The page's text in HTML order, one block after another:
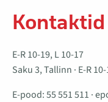
Kontaktid
E-R 10-19, L 10-17
Saku 3, Tallinn · E-R
E-pood:55 551 511 ·